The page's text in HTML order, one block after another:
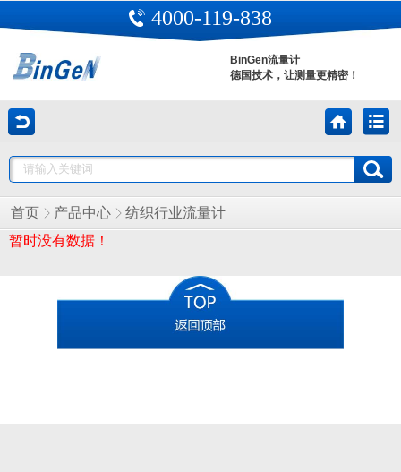
4000-119-838
BinGen流量计
德国技术，让测量更精密！
首页 产品中心
纺织行业流量计
暂时没有数据！